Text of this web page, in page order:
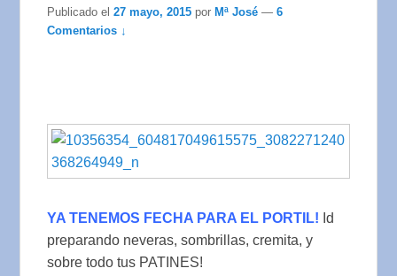
Publicado el27 mayo, 2015 por Mª José —6
Comentarios ↓
YA TENEMOS FECHA PARA EL PORTIL! Id
preparando neveras, sombrillas, cremita, y
sobre todo tus PATINES!